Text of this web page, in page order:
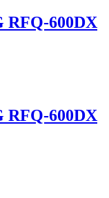
RFQ-600DX
RFQ-600DX